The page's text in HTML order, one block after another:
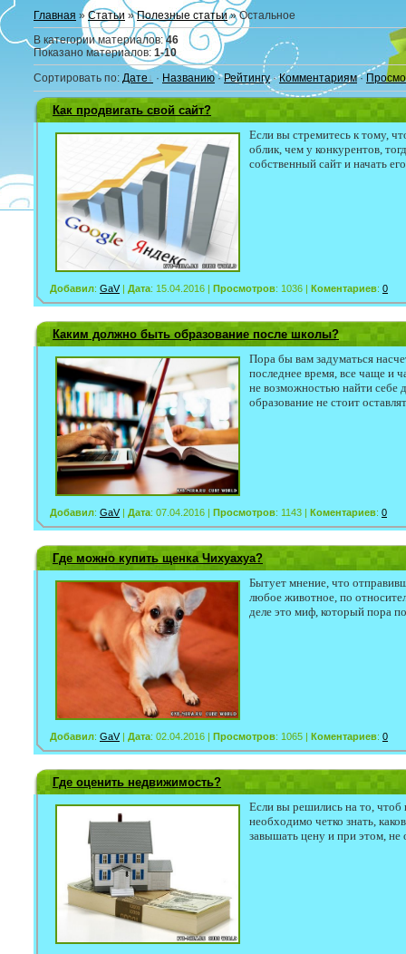
Главная » Статьи »Полезные статьи» Остальное
В категории материалов:46
Показано материалов: 1-10
Сортировать по: Дате · Названию·Рейтингу·Комментариям·
Как продвигать свой сайт?
Если вы стремитесь к тому,
облик, чем у конкурентов,
собственный сайт и начать
Добавил: GaV| Дата: 15.04.2016 | Просмотров: 1036 | Коментариев: 0
Каким должно быть образование после школы?
Пора бы вам задуматься
последнее время, все чаще и
не возможностью найти себе
образование не стоит
Добавил: GaV| Дата: 07.04.2016 | Просмотров: 1143 | Коментариев: 0
Где можно купить щенка Чихуахуа?
Бытует мнение, что
любое животное, по
деле это миф, который пора
Добавил: GaV| Дата: 02.04.2016 | Просмотров: 1065 | Коментариев: 0
Где оценить недвижимость?
Если вы решились на то,
необходимо четко знать,
завышать цену и при этом, не